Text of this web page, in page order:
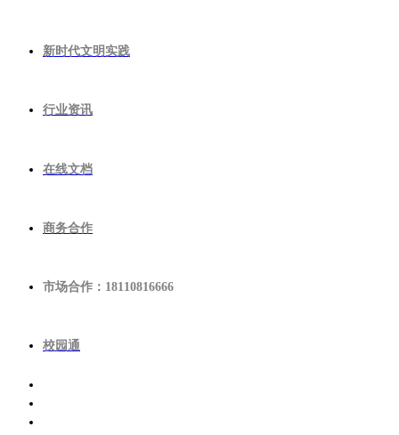
新时代文明实践
行业资讯
在线文档
商务合作
市场合作：18110816666
校园通